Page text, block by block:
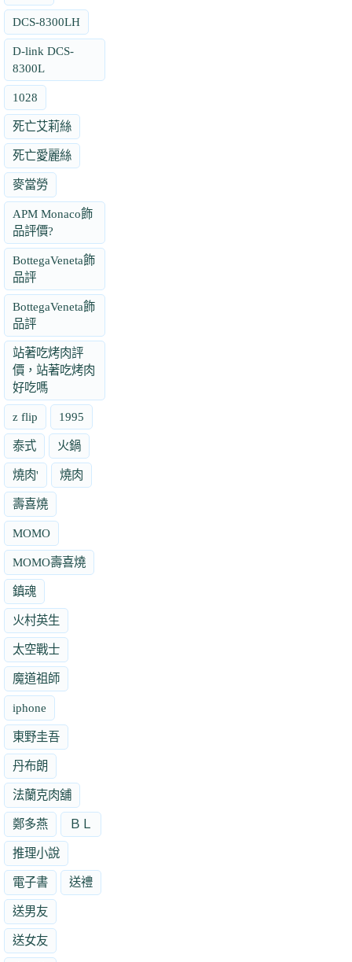
DCS-8300LH
D-link DCS-
8300L
1028
死亡艾莉絲
死亡愛麗絲
麥當勞
APM Monaco飾
品評價?
BottegaVeneta飾
品評
BottegaVeneta飾
品評
站著吃烤肉評
價，站著吃烤肉
好吃嗎
z flip 1995
泰式 火鍋
燒肉' 燒肉
壽喜燒
MOMO
MOMO壽喜燒
鎮魂
火村英生
太空戰士
魔道祖師
iphone
東野圭吾
丹布朗
法蘭克肉舖
鄭多燕 ＢＬ
推理小說
電子書 送禮
送男友
送女友